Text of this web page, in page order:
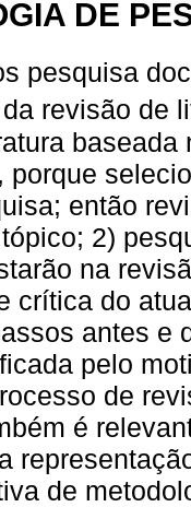
DE
pesquisa
revisão de
porque
então
2)
na
crítica do
antes e
pelo
de
é
de